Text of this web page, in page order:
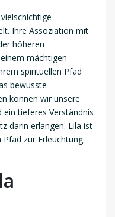
Ihre Assoziation mit
höheren
mächtigen
spirituellen Pfad
bewusste
können wir unsere
tieferes Verständnis
darin erlangen. Lila ist
zur Erleuchtung.